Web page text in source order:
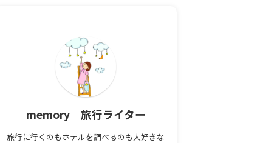
memory 旅行ライター
旅行に行くのもホテルを調べるのも大好きな